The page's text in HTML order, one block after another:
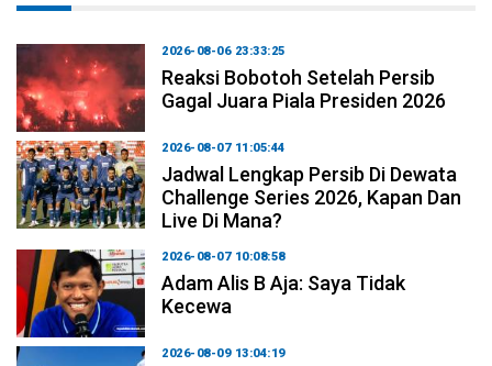
2026-08-06 23:33:25
Reaksi Bobotoh Setelah Persib
Gagal Juara Piala Presiden 2026
2026-08-07 11:05:44
Jadwal Lengkap Persib Di Dewata
Challenge Series 2026, Kapan Dan
Live Di Mana?
2026-08-07 10:08:58
Adam Alis B Aja: Saya Tidak
Kecewa
2026-08-09 13:04:19